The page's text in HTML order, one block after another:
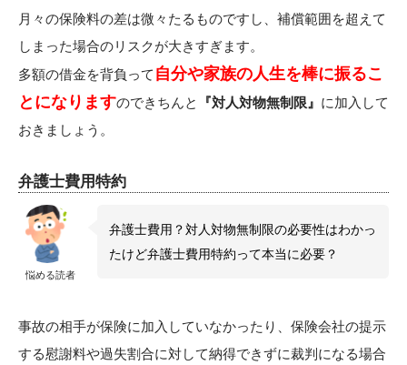
月々の保険料の差は微々たるものですし、補償範囲を超えて
しまった場合のリスクが大きすぎます。
多額の借金を背負って 自分や家族の人生を棒に振るこ
とになりますのできちんと 『対人対物無制限』 に加入して
おきましょう。
弁護士費用特約
悩める読者
弁護士費用？対人対物無制限の必要性はわかっ
たけど弁護士費用特約って本当に必要？
事故の相手が保険に加入していなかったり、保険会社の提示
する慰謝料や過失割合に対して納得できずに裁判になる場合